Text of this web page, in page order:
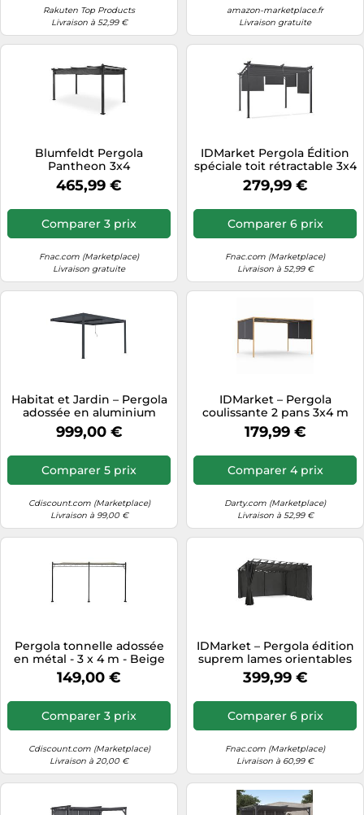
Rakuten Top Products
Livraison à 52,99 €
amazon-marketplace.fr
Livraison gratuite
Blumfeldt Pergola
Pantheon 3x4
465,99 €
Comparer 3 prix
Fnac.com (Marketplace)
Livraison gratuite
IDMarket Pergola Édition
spéciale toit rétractable 3x4
m 4 stores enrouleurs gris
anthracite
279,99 €
Comparer 6 prix
Fnac.com (Marketplace)
Livraison à 52,99 €
Habitat et Jardin – Pergola
adossée en aluminium
Windsor – Gris anthracite –
3 x 4 m
999,00 €
Comparer 5 prix
Cdiscount.com (Marketplace)
Livraison à 99,00 €
IDMarket – Pergola
coulissante 2 pans 3x4 m
belvédère de jardin effet
bois toile gris anthracite
179,99 €
Comparer 4 prix
Darty.com (Marketplace)
Livraison à 52,99 €
Pergola tonnelle adossée
en métal - 3 x 4 m - Beige
149,00 €
Comparer 3 prix
Cdiscount.com (Marketplace)
Livraison à 20,00 €
IDMarket – Pergola édition
suprem lames orientables
3x4 m 4 rideaux gris
anthracite
399,99 €
Comparer 6 prix
Fnac.com (Marketplace)
Livraison à 60,99 €